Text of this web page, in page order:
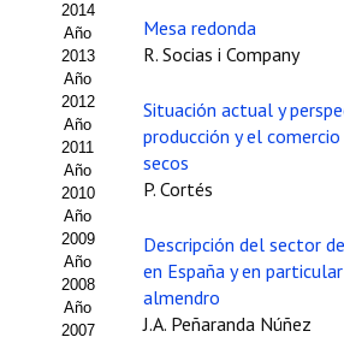
Políticas Editoriales
Propuesta Volumen Especial
Sello Calidad FECYT
Premio Prensa Agraria
Buscador de Artículos
JORNADAS AIDA
Presentación Jornadas
2014
Año
2013
Año
2012
Año
2011
Año
2010
Año
2009
Año
2008
Año
2007
Mesa redonda
R. Socias i Company
Situación actual y
producción y el
secos
P. Cortés
Descripción del sector
en España y en
almendro
J.A. Peñaranda Núñez